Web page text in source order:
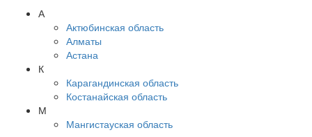
А
Актюбинская область
Алматы
Астана
К
Карагандинская область
Костанайская область
М
Мангистауская область